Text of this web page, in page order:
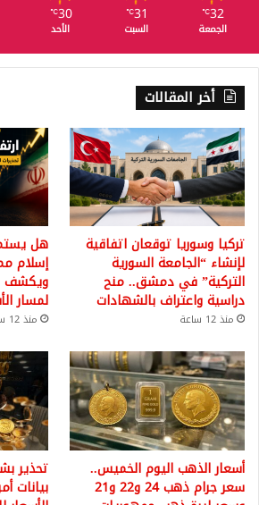
32
℃
الجمعة
31
℃
السبت
30
℃
الأحد
أخر المقالات
تركيا وسوريا توقعان اتفاقية
لإنشاء “الجامعة السورية
التركية” في دمشق.. منح
دراسية واعتراف بالشهادات
منذ 12 ساعة
هل
إسلام
ويكشف
لمسار
منذ 12 ساعة
أسعار الذهب اليوم الخميس..
سعر جرام ذهب 24 و22 و21
تحذير
بيانات